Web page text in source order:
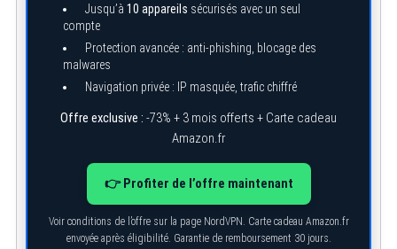
Jusqu’à 10 appareils sécurisés avec un seul
compte
Protection avancée : anti-phishing, blocage des
malwares
Navigation privée : IP masquée, trafic chiffré
Offre exclusive : -73% + 3 mois offerts + Carte cadeau
Amazon.fr
👉 Profiter de l’offre maintenant
Voir conditions de l’offre sur la page NordVPN. Carte cadeau Amazon.fr
envoyée après éligibilité. Garantie de remboursement 30 jours.